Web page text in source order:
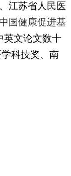
江苏省人民医
国健康促进基
英文论文数十
科技奖、南